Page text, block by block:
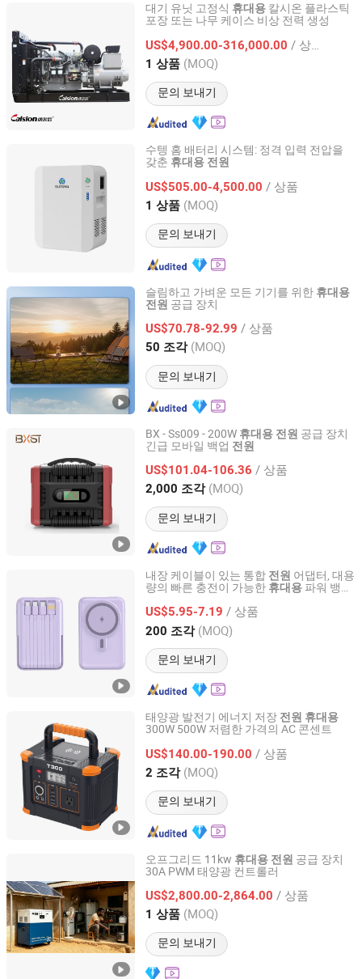
대기 유닛 고정식 휴대용 칼시온 플라스틱
포장 또는 나무 케이스 비상 전력 생성
US$4,900.00-316,000.00 / 상품
1 상품 (MOQ)
문의 보내기
Hefei Calsion Electric System Co., Ltd.
Anhui, China 이후 2012
수텡 홈 배터리 시스템: 정격 입력 전압을
갖춘 휴대용 전원
US$505.00-4,500.00 / 상품
1 상품 (MOQ)
문의 보내기
Yangzhou Tengfei Steel Lighting Equipment Co., Ltd
Jiangsu, China 이후 2025
슬림하고 가벼운 모든 기기를 위한 휴대용
전원 공급 장치
US$70.78-92.99 / 상품
50 조각 (MOQ)
문의 보내기
Hebei JY Future New Energy Technology Co.,Ltd.
Hebei, China 이후 2025
BX - Ss009 - 200W 휴대용 전원 공급 장치
긴급 모바일 백업 전원
US$101.04-106.36 / 상품
2,000 조각 (MOQ)
문의 보내기
Wenzhou BXST Co., Ltd.
Zhejiang, China 이후 2020
내장 케이블이 있는 통합 전원 어댑터, 대용
량의 빠른 충전이 가능한 휴대용 파워 뱅크,
로 적합
US$5.95-7.19 / 상품
200 조각 (MOQ)
문의 보내기
Shenzhen Aidi Xinsheng Trading Co., Ltd.
Guangdong, China 이후 2025
태양광 발전기 에너지 저장 전원 휴대용
300W 500W 저렴한 가격의 AC 콘센트
US$140.00-190.00 / 상품
2 조각 (MOQ)
문의 보내기
Justpower Equipment (Fuan) Co., Ltd.
Fujian, China 이후 2023
오프그리드 11kw 휴대용 전원 공급 장치
30A PWM 태양광 컨트롤러
US$2,800.00-2,864.00 / 상품
1 상품 (MOQ)
문의 보내기
Guangzhou Expansuccess Technology Co.,Ltd
Guangdong, China 이후 2026